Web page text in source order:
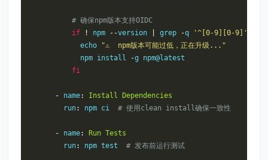
# 确保npm版本支持OIDC
if
! npm --version grep -q '^[0-9][0-9]'
            echo
"⚠️  npm版本可能过低，正在升级..."
            npm install
-g npm@latest
fi
- name: Install
Dependencies
        run
: npm ci # 使用clean install确保一致性
- name: Run Tests
        run
: npm test # 发布前运行测试